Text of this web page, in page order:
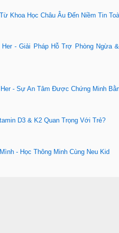
Khoa Học Châu Âu Đến Niềm Tin
Her - Giải Pháp Hỗ Trợ Phòng Ngừa
Her - Sự An Tâm Được Chứng Minh
D3 & K2 Quan Trọng Với Trẻ?
- Học Thông Minh Cùng Neu Kid